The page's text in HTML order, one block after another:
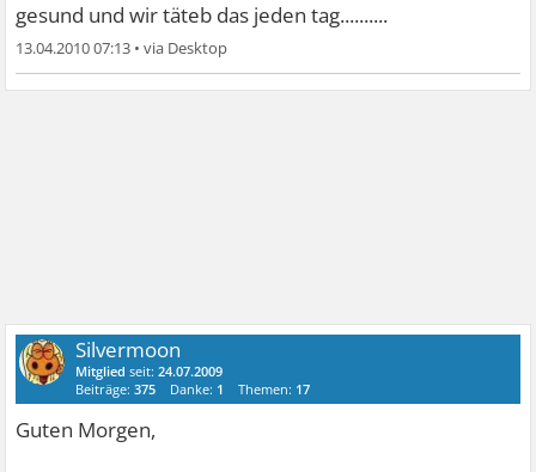
gesund und wir täteb das jeden tag..........
13.04.2010 07:13 •
Silvermoon
Mitglied seit:24.07.2009
Beiträge:375 Danke: 1 Themen: 17
Guten Morgen,